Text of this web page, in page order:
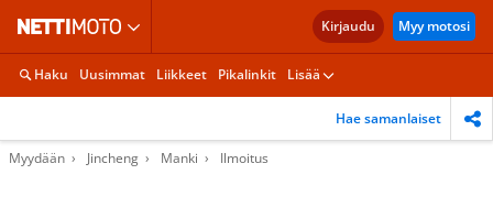
Kirjaudu Myy motosi
Haku Uusimmat Liikkeet Pikalinkit Lisää
Hae samanlaiset
Myydään Jincheng Manki Ilmoitus